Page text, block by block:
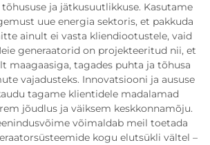
tõhususe ja jätkusuutlikkuse. Kasutame
uue energia sektoris, et pakkuda
ainult ei vasta kliendiootustele, vaid
generaatorid on projekteeritud nii, et
maagaasiga, tagades puhta ja tõhusa
vajadusteks. Innovatsiooni ja aususe
tagame klientidele madalamad
jõudlus ja väiksem keskkonnamõju.
võimaldab meil toetada
kogu elutsükli vältel –